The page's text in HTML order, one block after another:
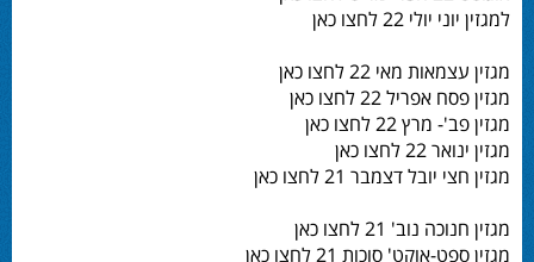
למגזין יוני יולי 22 לחצו כאן
מגזין עצמאות מאי 22 לחצו כאן
מגזין פסח אפריל 22 לחצו כאן
מגזין פב'- מרץ 22 לחצו כאן
מגזין ינואר 22 לחצו כאן
מגזין חצי יובל דצמבר 21 לחצו כאן
מגזין חנוכה נוב' 21 לחצו כאן
מגזין ספט-אוקט' סוכות 21 לחצו כאן